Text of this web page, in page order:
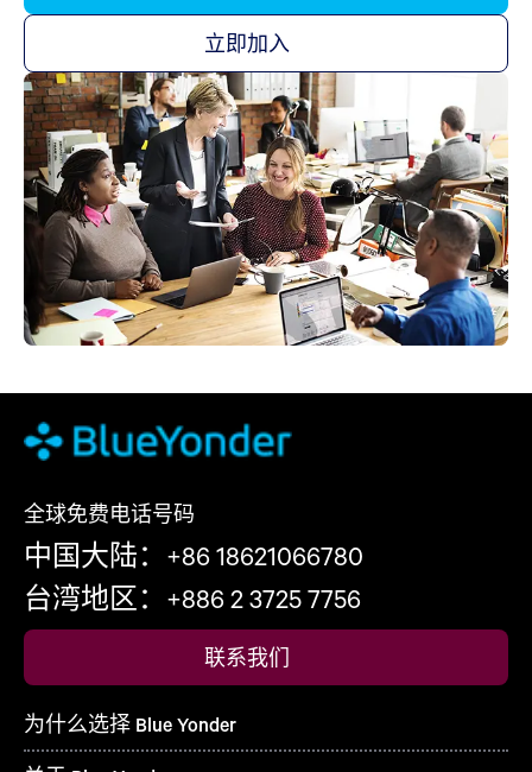
立即加入
全球免费电话号码
中国大陆：+86 18621066780
台湾地区：+886 2 3725 7756
联系我们
为什么选择 Blue Yonder